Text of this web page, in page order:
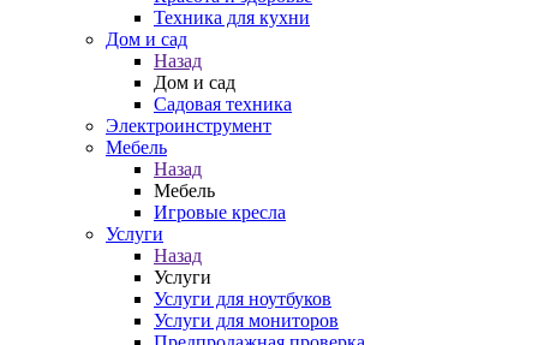
Техника для кухни
Дом и сад
Назад
Дом и сад
Садовая техника
Электроинструмент
Мебель
Назад
Мебель
Игровые кресла
Услуги
Назад
Услуги
Услуги для ноутбуков
Услуги для мониторов